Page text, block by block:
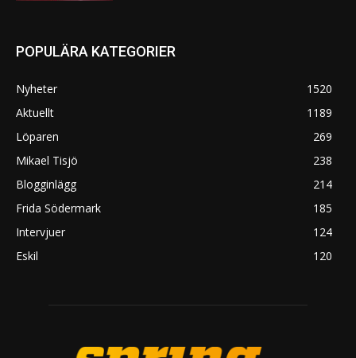
POPULÄRA KATEGORIER
Nyheter
1520
Aktuellt
1189
Löparen
269
Mikael Tisjö
238
Blogginlägg
214
Frida Södermark
185
Intervjuer
124
Eskil
120